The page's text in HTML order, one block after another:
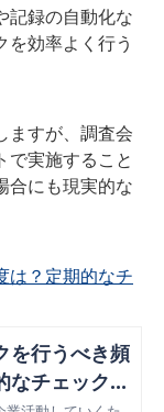
記録の自動化な
を効率よく行う
ますが、調査会
で実施すること
合にも現実的な
は？定期的なチ
を行うべき頻
なチェックが